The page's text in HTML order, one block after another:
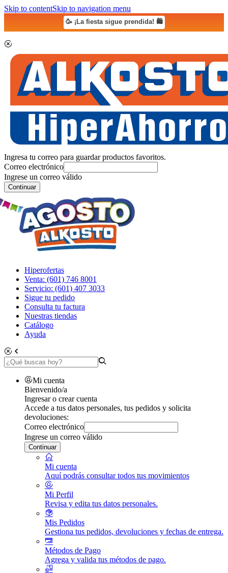
Skip to contentSkip to navigation menu
🥳 ¡La fiesta sigue prendida! 🛍️
Ingresa tu correo para guardar productos favoritos.
Correo electrónico
Ingrese un correo válido
Continuar
Hiperofertas
Venta: (601) 746 8001
Servicio: (601) 407 3033
Sigue tu pedido
Consulta tu factura
Nuestras tiendas
Catálogo
Ayuda
Mi cuenta
Bienvenido/a
Ingresar o crear cuenta
Accede a tus datos personales, tus pedidos y solicita
devoluciones:
Correo electrónico
Ingrese un correo válido
Continuar
Mi cuenta
Aquí podrás consultar todos tus movimientos
Mi Perfil
Revisa y edita tus datos personales.
Mis Pedidos
Gestiona tus pedidos, devoluciones y fechas de entrega.
Métodos de Pago
Agrega y valida tus métodos de pago.